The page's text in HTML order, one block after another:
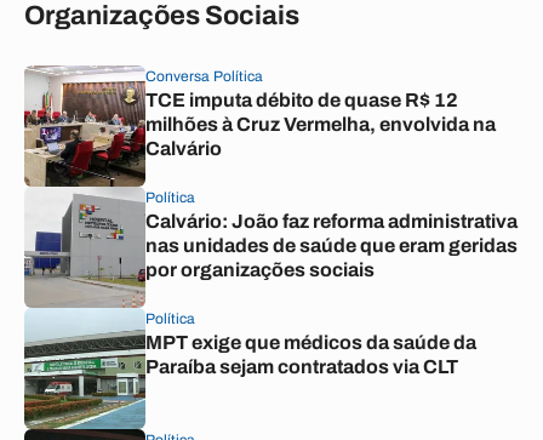
Organizações Sociais
Conversa Política
TCE imputa débito de quase R$ 12
milhões à Cruz Vermelha, envolvida na
Calvário
Política
Calvário: João faz reforma administrativa
nas unidades de saúde que eram geridas
por organizações sociais
Política
MPT exige que médicos da saúde da
Paraíba sejam contratados via CLT